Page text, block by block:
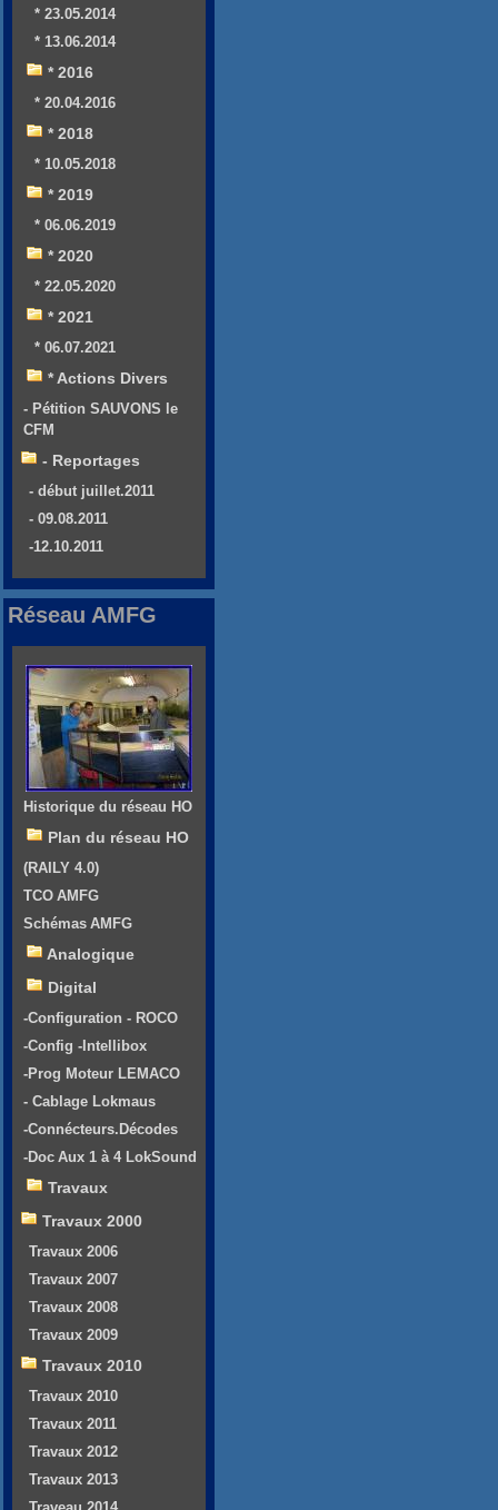
* 23.05.2014
* 13.06.2014
* 2016
* 20.04.2016
* 2018
* 10.05.2018
* 2019
* 06.06.2019
* 2020
* 22.05.2020
* 2021
* 06.07.2021
* Actions Divers
- Pétition SAUVONS le
CFM
- Reportages
- début juillet.2011
- 09.08.2011
-12.10.2011
Réseau AMFG
Historique du réseau HO
Plan du réseau HO
(RAILY 4.0)
TCO AMFG
Schémas AMFG
Analogique
Digital
-Configuration - ROCO
-Config -Intellibox
-Prog Moteur LEMACO
- Cablage Lokmaus
-Connécteurs.Décodes
-Doc Aux 1 à 4 LokSound
Travaux
Travaux 2000
Travaux 2006
Travaux 2007
Travaux 2008
Travaux 2009
Travaux 2010
Travaux 2010
Travaux 2011
Travaux 2012
Travaux 2013